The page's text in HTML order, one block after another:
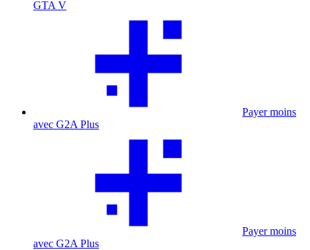
GTA V
Payer moins
avec G2A Plus
Payer moins
avec G2A Plus